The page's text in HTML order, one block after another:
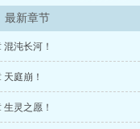
什么？！遮天：你虚空
：十天尊有十一个很合
有些崩坏了……
最新章节
混沌长河！
天庭崩！
生灵之愿！